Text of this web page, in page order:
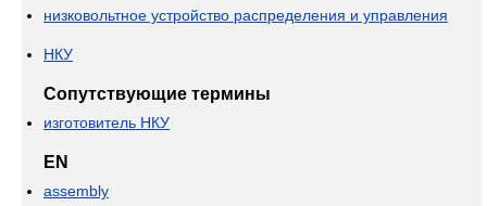
низковольтное устройство распределения и управления
НКУ
Сопутствующие термины
изготовитель НКУ
EN
assembly